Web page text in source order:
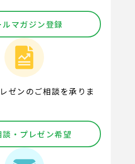
ルマガジン登録
ゼンのご相談を承りま
・プレゼン希望